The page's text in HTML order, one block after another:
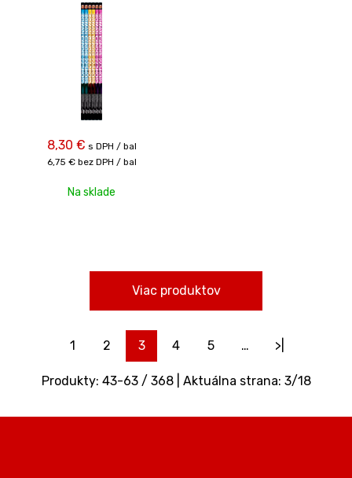
8,30 € s DPH / bal
6,75 € bez DPH / bal
Na sklade
Viac produktov
1 2 3 4 5 … >|
Produkty: 43-63/ 368| Aktuálna strana: 3/18